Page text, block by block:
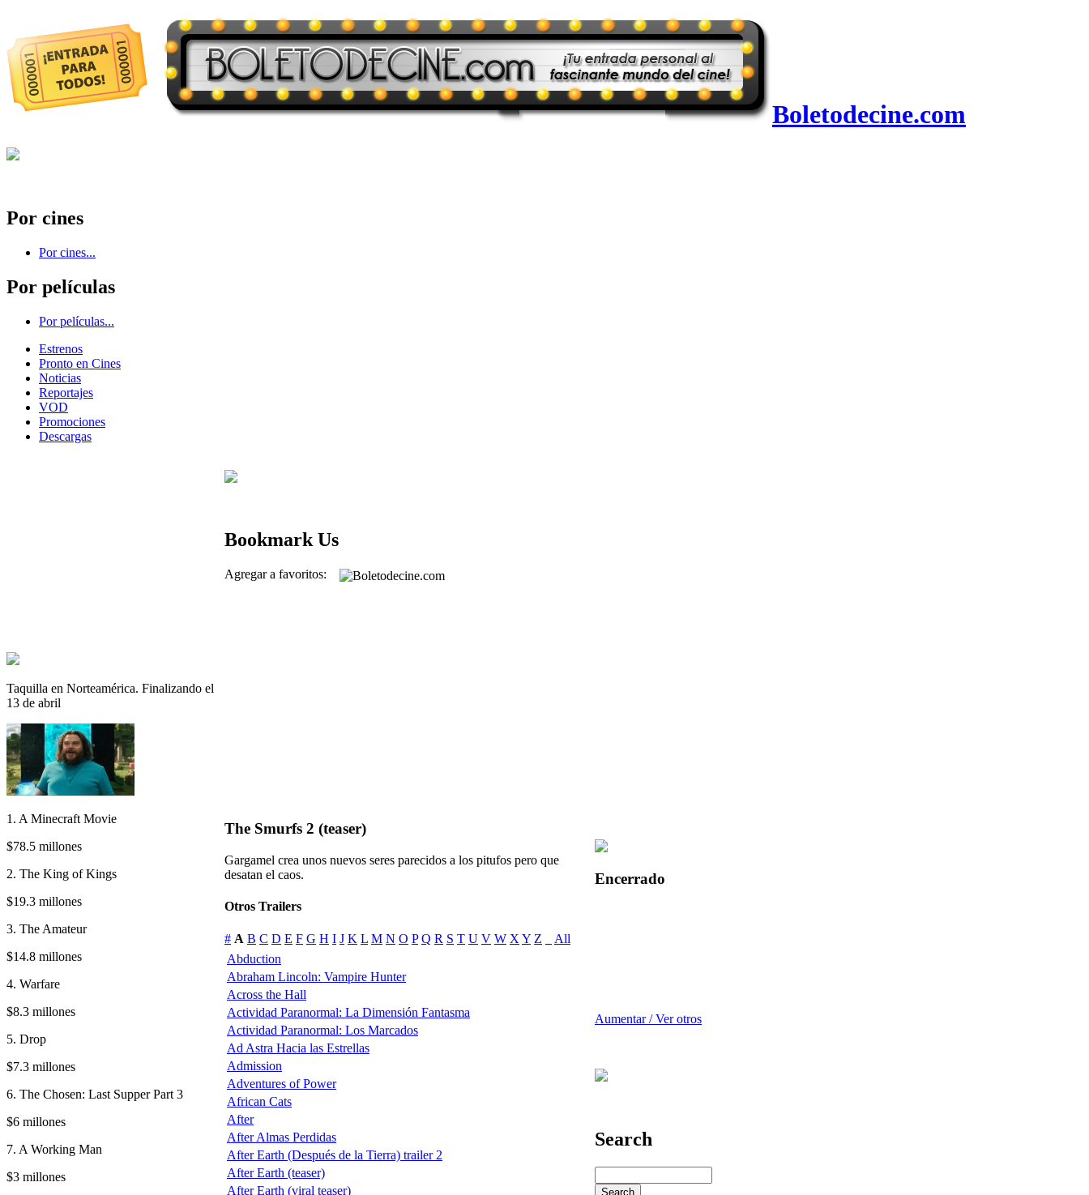
Boletodecine.com
Por cines
Por cines...
Por películas
Por películas...
Estrenos
Pronto en Cines
Noticias
Reportajes
VOD
Promociones
Descargas
Taquilla en Norteamérica. Finalizando el
13 de abril
1. A Minecraft Movie
$78.5 millones
2. The King of Kings
$19.3 millones
3. The Amateur
$14.8 millones
4. Warfare
$8.3 millones
5. Drop
$7.3 millones
6. The Chosen: Last Supper Part 3
$6 millones
7. A Working Man
$3 millones
Bookmark Us
Agregar a favoritos:
The Smurfs 2 (teaser)
Gargamel crea unos nuevos seres parecidos a los pitufos pero que
desatan el caos.
Otros Trailers
# A B C D E F G H I J K L M N O P Q R S T U V W X Y Z
All
Abduction
Abraham Lincoln: Vampire Hunter
Across the Hall
Actividad Paranormal: La Dimensión Fantasma
Actividad Paranormal: Los Marcados
Ad Astra Hacia las Estrellas
Admission
Adventures of Power
African Cats
After
After Almas Perdidas
After Earth (Después de la Tierra) trailer 2
After Earth (teaser)
After Earth (viral teaser)
Encerrado
Aumentar / Ver otros
Search